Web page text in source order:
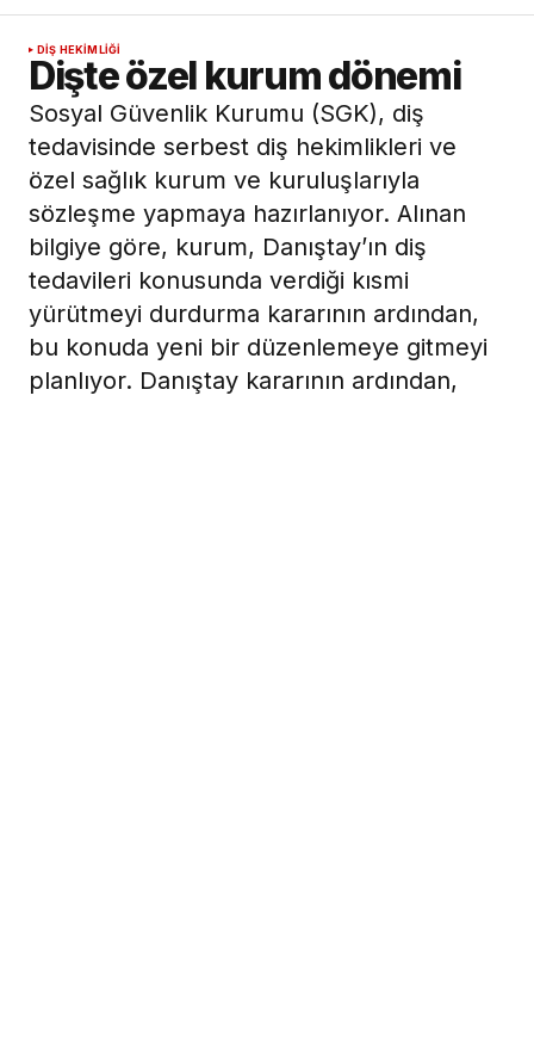
DIŞ HEKIMLIĞI
Dişte özel kurum dönemi
Sosyal Güvenlik Kurumu (SGK), diş
tedavisinde serbest diş hekimlikleri ve
özel sağlık kurum ve kuruluşlarıyla
sözleşme yapmaya hazırlanıyor. Alınan
bilgiye göre, kurum, Danıştay’ın diş
tedavileri konusunda verdiği kısmi
yürütmeyi durdurma kararının ardından,
bu konuda yeni bir düzenlemeye gitmeyi
planlıyor. Danıştay kararının ardından,